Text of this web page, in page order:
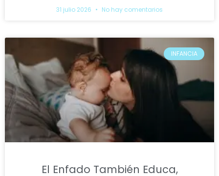
31 julio 2026 No hay comentarios
INFANCIA
El Enfado También Educa,